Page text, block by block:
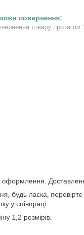
товару протягом
будь ласка, перевірте
у співпраці.
1,2 розмірів.